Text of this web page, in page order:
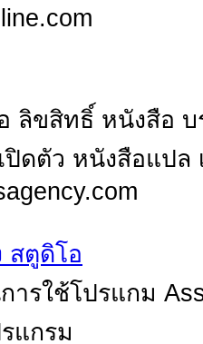
ลิขสิทธิ์ หนังสือ
ดตัว หนังสือแปล
สตูดิโอ
ารใช้โปรแกม
แกรม